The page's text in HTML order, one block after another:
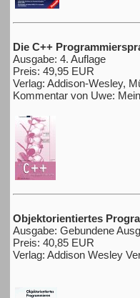
Die C++
Ausgabe: 4. Auflage
Preis: 49,95 EUR
Verlag: Addison-Wesley,
Kommentar von Uwe:
Objektorientiertes
Ausgabe: Gebundene
Preis: 40,85 EUR
Verlag: Addison Wesley